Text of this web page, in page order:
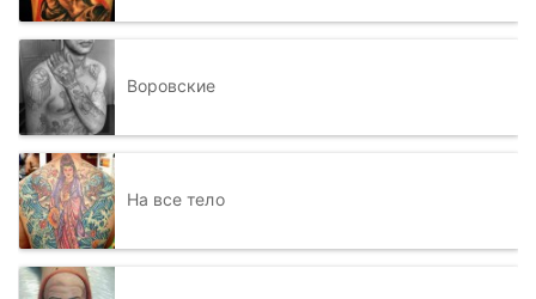
Воровские
На все тело